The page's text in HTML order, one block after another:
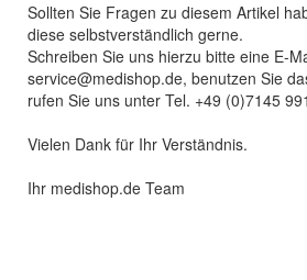
Sollten Sie Fragen zu diesem Artikel
diese selbstverständlich gerne.
Schreiben Sie uns hierzu bitte eine E-
service@medishop.de, benutzen Sie
rufen Sie uns unter Tel. +49 (0)7145
Vielen Dank für Ihr Verständnis.
Ihr medishop.de Team